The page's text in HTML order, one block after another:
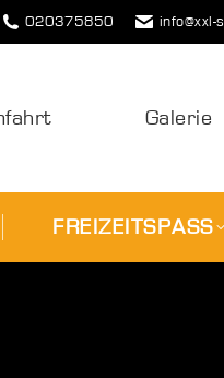
020375850
Galerie
FREIZEITSPASS